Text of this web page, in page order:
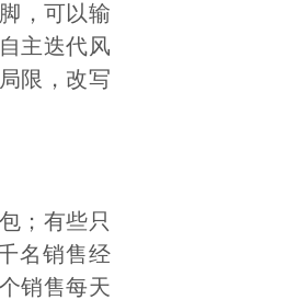
，可以输
主迭代风
限，改写
；有些只
名销售经
销售每天